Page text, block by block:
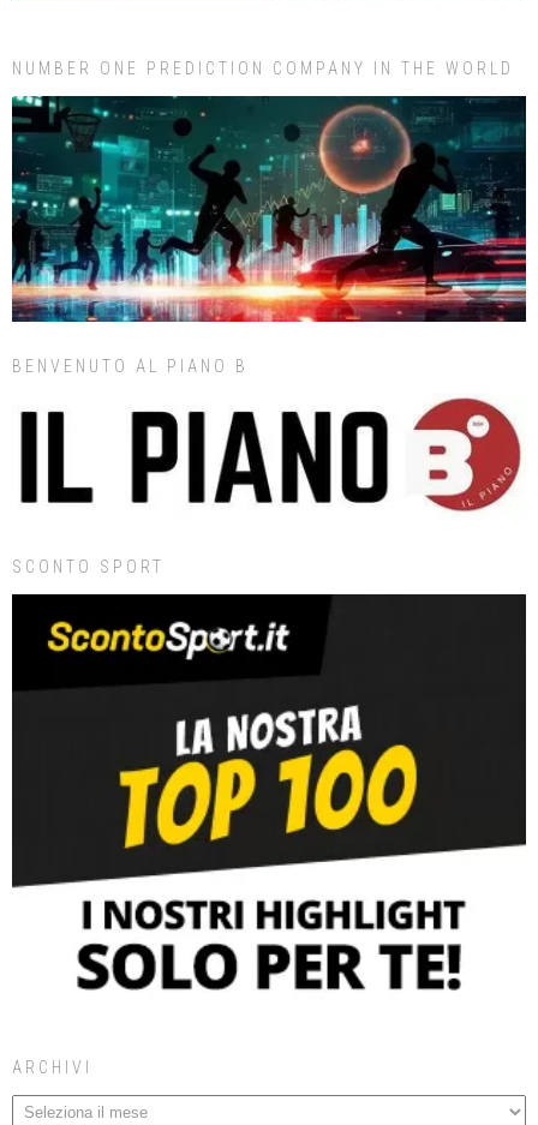
NUMBER ONE PREDICTION COMPANY IN THE WORLD
BENVENUTO AL PIANO B
SCONTO SPORT
ARCHIVI